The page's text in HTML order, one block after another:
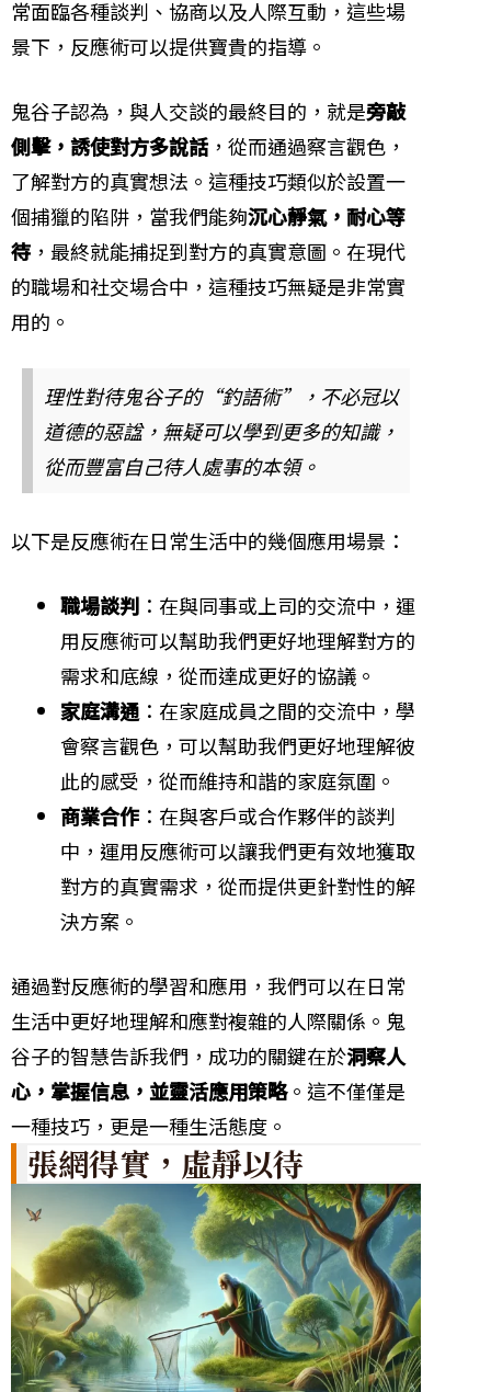
常面臨各種談判、協商以及人際互動，這些場
景下，反應術可以提供寶貴的指導。
鬼谷子認為，與人交談的最終目的，就是旁敲
側擊，誘使對方多說話 ，從而通過察言觀色，
了解對方的真實想法。這種技巧類似於設置一
個捕獵的陷阱，當我們能夠沉心靜氣，耐心等
待 ，最終就能捕捉到對方的真實意圖。在現代
的職場和社交場合中，這種技巧無疑是非常實
用的。
理性對待鬼谷子的“釣語術”，不必冠以
道德的惡諡，無疑可以學到更多的知識，
從而豐富自己待人處事的本領。
以下是反應術在日常生活中的幾個應用場景：
職場談判 ：在與同事或上司的交流中，運
用反應術可以幫助我們更好地理解對方的
需求和底線，從而達成更好的協議。
家庭溝通 ：在家庭成員之間的交流中，學
會察言觀色，可以幫助我們更好地理解彼
此的感受，從而維持和諧的家庭氛圍。
商業合作：在與客戶或合作夥伴的談判
中，運用反應術可以讓我們更有效地獲取
對方的真實需求，從而提供更針對性的解
決方案。
通過對反應術的學習和應用，我們可以在日常
生活中更好地理解和應對複雜的人際關係。鬼
谷子的智慧告訴我們，成功的關鍵在於洞察人
心，掌握信息，並靈活應用策略。這不僅僅是
一種技巧，更是一種生活態度。
張網得實，虛靜以待